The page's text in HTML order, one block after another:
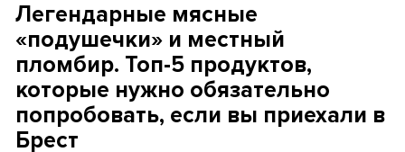
Легендарные мясные
«подушечки» и местный
пломбир. Топ-5 продуктов,
которые нужно обязательно
попробовать, если вы приехали в
Брест